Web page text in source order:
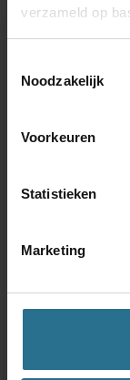
verzameld op
Noodzakelijk
Voorkeuren
Statistieken
Marketing